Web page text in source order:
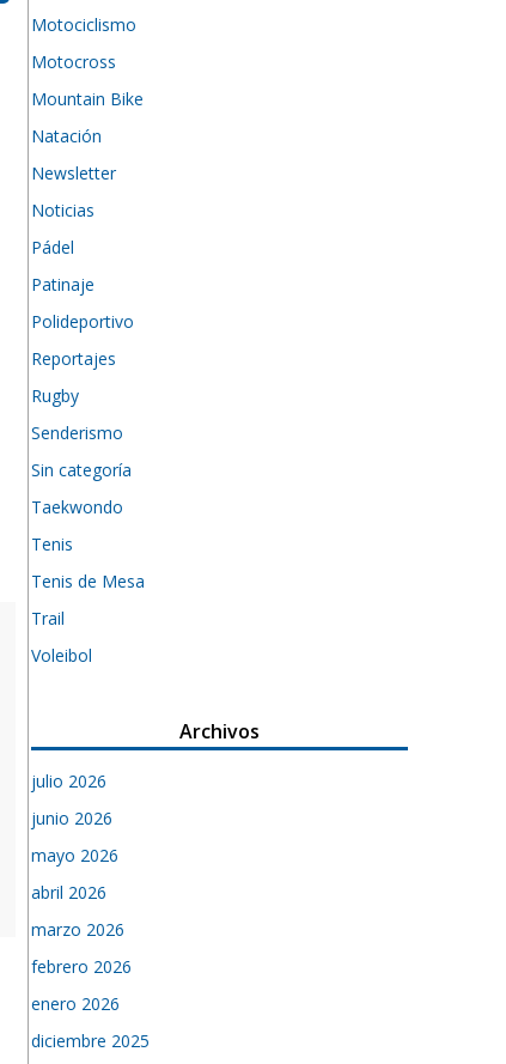
Motociclismo
Motocross
Mountain Bike
Natación
Newsletter
Noticias
Pádel
Patinaje
Polideportivo
Reportajes
Rugby
Senderismo
Sin categoría
Taekwondo
Tenis
Tenis de Mesa
Trail
Voleibol
Archivos
julio 2026
junio 2026
mayo 2026
abril 2026
marzo 2026
febrero 2026
enero 2026
diciembre 2025